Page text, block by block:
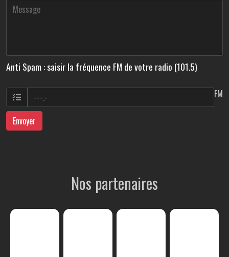
Anti Spam : saisir la fréquence FM de votre radio (101.5)
FM
Envoyer
Nos partenaires